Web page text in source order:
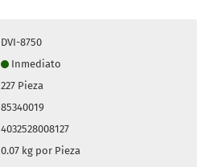
DVI-8750
Inmediato
227 Pieza
85340019
4032528008127
0.07 kg por Pieza